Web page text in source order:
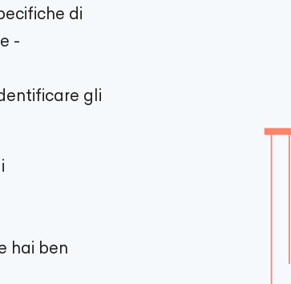
di
-
gli
hai ben